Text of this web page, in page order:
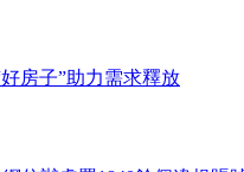
房子”助力需求釋放